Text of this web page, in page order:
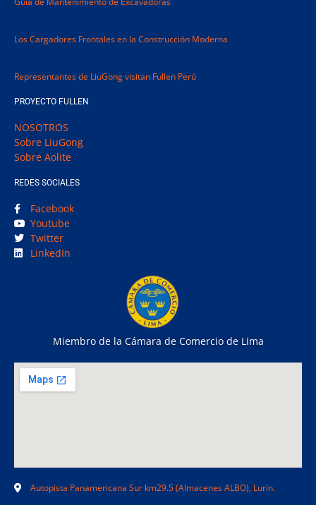
Los Cargadores Frontales en la Construcción Moderna
Representantes de LiuGong visitan Fullen Perú
PROYECTO FULLEN
NOSOTROS
Sobre LiuGong
Sobre Aolite
REDES SOCIALES
Facebook
Youtube
Twitter
LinkedIn
Miembro de la Cámara de Comercio de Lima
Autopista Panamericana Sur km29.5 (Almacenes ALBO), Lurín.